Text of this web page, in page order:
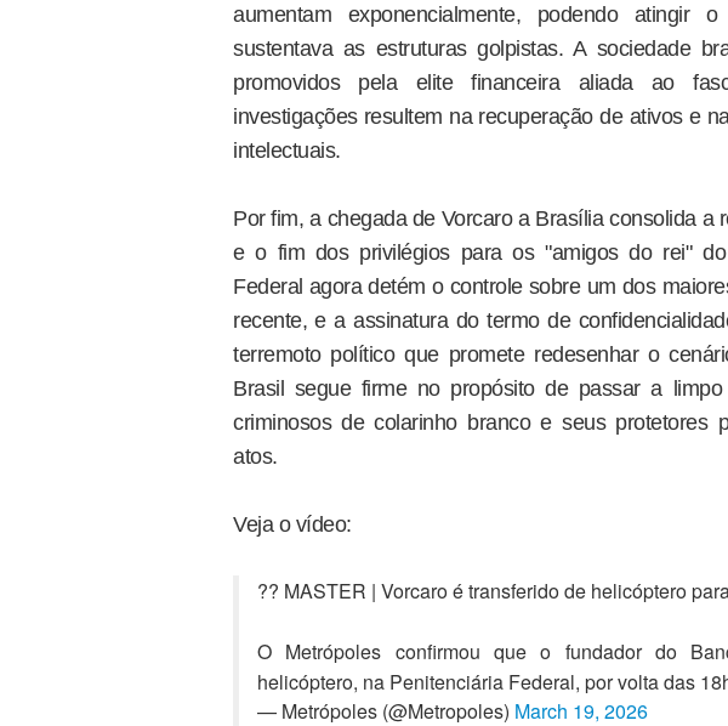
aumentam exponencialmente, podendo atingir
sustentava as estruturas golpistas. A sociedade
promovidos pela elite financeira aliada ao
investigações resultem na recuperação de ativos e
intelectuais.
Por fim, a chegada de Vorcaro a Brasília consolida a
e o fim dos privilégios para os "amigos do rei"
Federal agora detém o controle sobre um dos
recente, e a assinatura do termo de
terremoto político que promete redesenhar o
Brasil segue firme no propósito de passar a
criminosos de colarinho branco e seus protetores
atos.
Veja o vídeo:
?? MASTER | Vorcaro é transferido de helicóptero
O Metrópoles confirmou que o fundador do
helicóptero, na Penitenciária Federal, por volta das
— Metrópoles (@Metropoles) March 19, 2026